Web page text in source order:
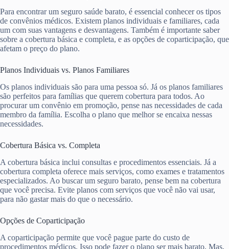
Para encontrar um seguro saúde barato, é essencial conhecer os tipos
de convênios médicos. Existem planos individuais e familiares, cada
um com suas vantagens e desvantagens. Também é importante saber
sobre a cobertura básica e completa, e as opções de coparticipação, que
afetam o preço do plano.
Planos Individuais vs. Planos Familiares
Os planos individuais são para uma pessoa só. Já os planos familiares
são perfeitos para famílias que querem cobertura para todos. Ao
procurar um convênio em promoção, pense nas necessidades de cada
membro da família. Escolha o plano que melhor se encaixa nessas
necessidades.
Cobertura Básica vs. Completa
A cobertura básica inclui consultas e procedimentos essenciais. Já a
cobertura completa oferece mais serviços, como exames e tratamentos
especializados. Ao buscar um seguro barato, pense bem na cobertura
que você precisa. Evite planos com serviços que você não vai usar,
para não gastar mais do que o necessário.
Opções de Coparticipação
A coparticipação permite que você pague parte do custo de
procedimentos médicos. Isso pode fazer o plano ser mais barato. Mas,